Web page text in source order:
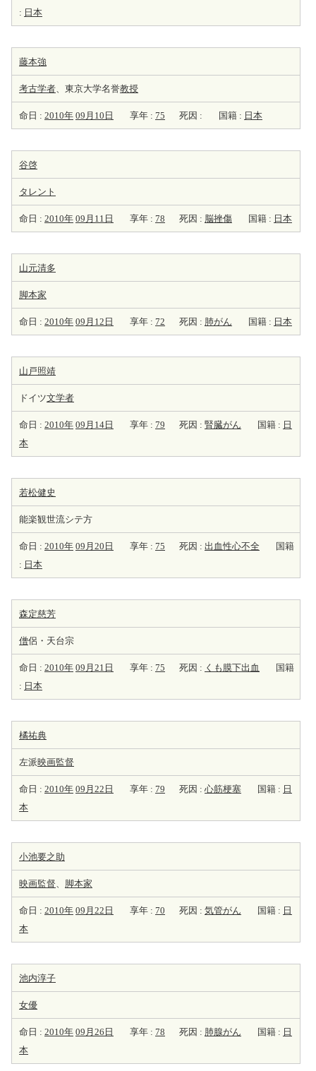
: 日本
藤本強
考古学者、東京大学名誉教授
命日 : 2010年 09月10日 享年 : 75 死因 : 国籍 : 日本
谷啓
タレント
命日 : 2010年 09月11日 享年 : 78 死因 : 脳挫傷 国籍 : 日本
山元清多
脚本家
命日 : 2010年 09月12日 享年 : 72 死因 : 肺がん 国籍 : 日本
山戸照靖
ドイツ文学者
命日 : 2010年 09月14日 享年 : 79 死因 : 腎臓がん 国籍 : 日
本
若松健史
能楽観世流シテ方
命日 : 2010年 09月20日 享年 : 75 死因 : 出血性心不全
国籍
: 日本
森定慈芳
僧侶・天台宗
命日 : 2010年 09月21日 享年 : 75 死因 : くも膜下出血
国籍
: 日本
橘祐典
左派映画監督
命日 : 2010年 09月22日 享年 : 79 死因 : 心筋梗塞 国籍 : 日
本
小池要之助
映画監督、 脚本家
命日 : 2010年 09月22日 享年 : 70 死因 : 気管がん 国籍 : 日
本
池内淳子
女優
命日 : 2010年 09月26日 享年 : 78 死因 : 肺腺がん 国籍 : 日
本